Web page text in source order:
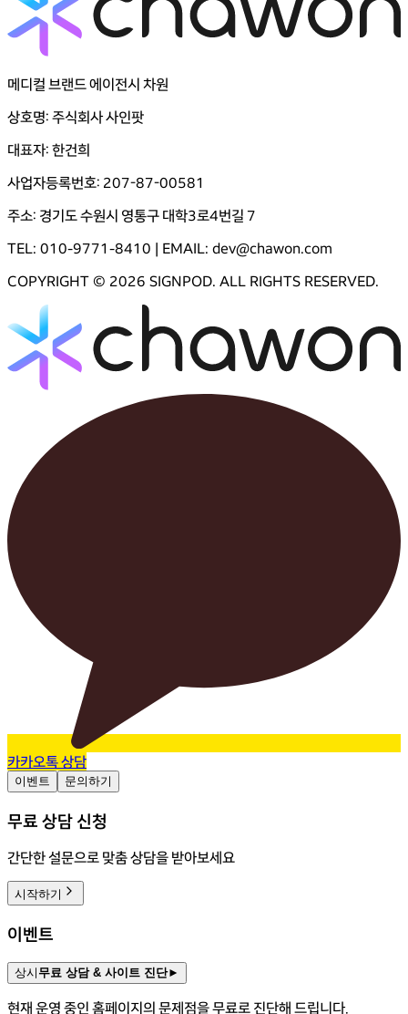
메디컬 브랜드 에이전시 차원
상호명: 주식회사 사인팟
대표자: 한건희
사업자등록번호: 207-87-00581
주소: 경기도 수원시 영통구 대학3로4번길 7
TEL: 010-9771-8410 | EMAIL: dev@chawon.com
COPYRIGHT © 2026 SIGNPOD. ALL RIGHTS RESERVED.
카카오톡 상담
이벤트 문의하기
무료 상담 신청
간단한 설문으로 맞춤 상담을 받아보세요
시작하기
이벤트
상시 무료 상담 & 사이트 진단►
현재 운영 중인 홈페이지의 문제점을 무료로 진단해 드립니다.